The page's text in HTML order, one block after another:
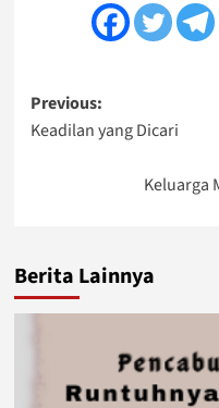
Post
navigation
Previous:
Keadilan yang Dicari
Keluarga
Berita Lainnya